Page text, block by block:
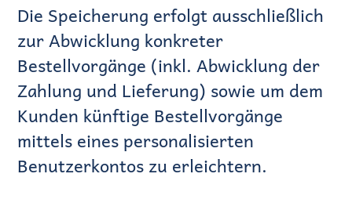
Die Speicherung erfolgt ausschließlich
zur Abwicklung konkreter
Bestellvorgänge (inkl. Abwicklung der
Zahlung und Lieferung) sowie um dem
Kunden künftige Bestellvorgänge
mittels eines personalisierten
Benutzerkontos zu erleichtern.